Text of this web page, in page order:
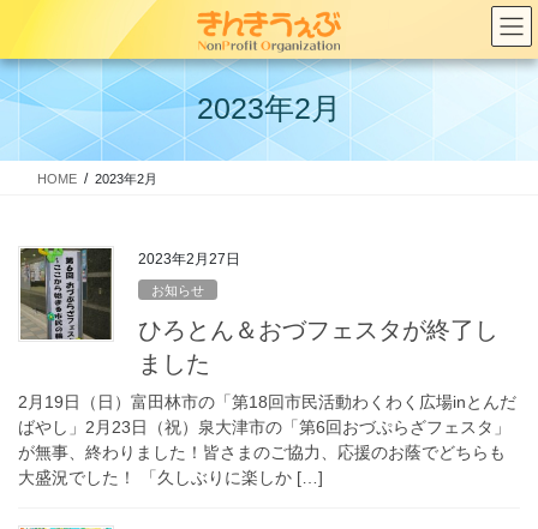
テ
ン
へ
ス
ゲ
ー
ョ
ン
2023年2月
HOME 2023年2月
2023年2月27日
お知らせ
ひろとん＆おづフェスタが終了し
ました
2月19日（日）富田林市の「第18回市民活動わくわく広場inとんだ
ばやし」2月23日（祝）泉大津市の「第6回おづぷらざフェスタ」
が無事、終わりました！皆さまのご協力、応援のお蔭でどちらも
大盛況でした！ 「久しぶりに楽しか […]